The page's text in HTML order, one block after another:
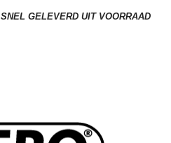
SNEL GELEVERD UIT VOORRAAD